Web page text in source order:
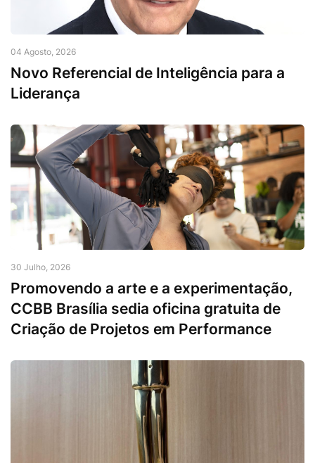
04 Agosto, 2026
Novo Referencial de Inteligência para a
Liderança
30 Julho, 2026
Promovendo a arte e a experimentação,
CCBB Brasília sedia oficina gratuita de
Criação de Projetos em Performance